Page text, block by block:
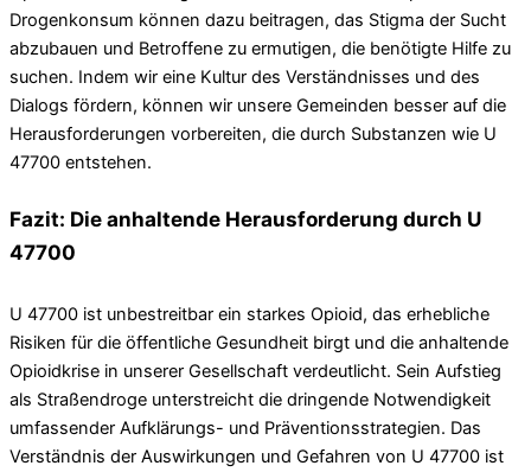
Drogenkonsum können dazu beitragen, das Stigma der Sucht
abzubauen und Betroffene zu ermutigen, die benötigte Hilfe zu
suchen. Indem wir eine Kultur des Verständnisses und des
Dialogs fördern, können wir unsere Gemeinden besser auf die
Herausforderungen vorbereiten, die durch Substanzen wie U
47700 entstehen.
Fazit: Die anhaltende Herausforderung durch U
47700
U 47700 ist unbestreitbar ein starkes Opioid, das erhebliche
Risiken für die öffentliche Gesundheit birgt und die anhaltende
Opioidkrise in unserer Gesellschaft verdeutlicht. Sein Aufstieg
als Straßendroge unterstreicht die dringende Notwendigkeit
umfassender Aufklärungs- und Präventionsstrategien. Das
Verständnis der Auswirkungen und Gefahren von U 47700 ist